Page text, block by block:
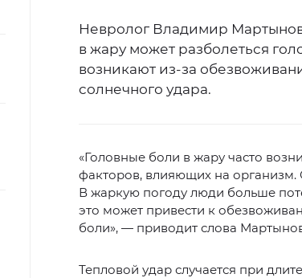
Невролог Владимир
в жару может разболеться
возникают из-за
солнечного удара.
«Головные боли в жару часто
факторов, влияющих на
В жаркую погоду люди больше
это может привести к
боли», — приводит слова
Тепловой удар случается при